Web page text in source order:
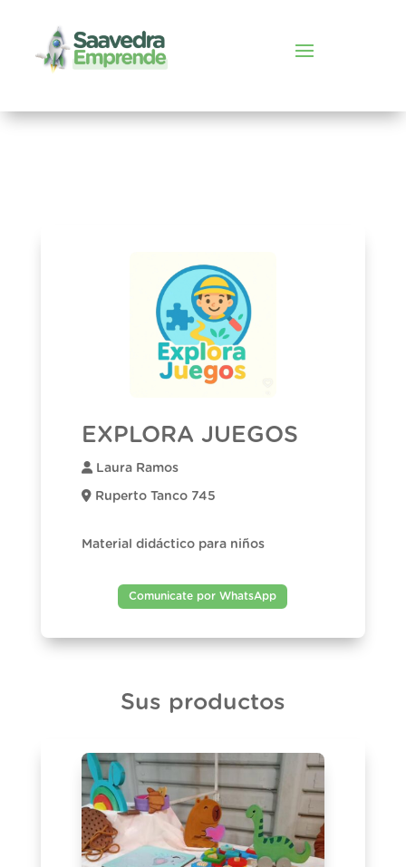
EXPLORA JUEGOS
Laura Ramos
Ruperto Tanco 745
Material didáctico para niños
Comunicate por WhatsApp
Sus productos